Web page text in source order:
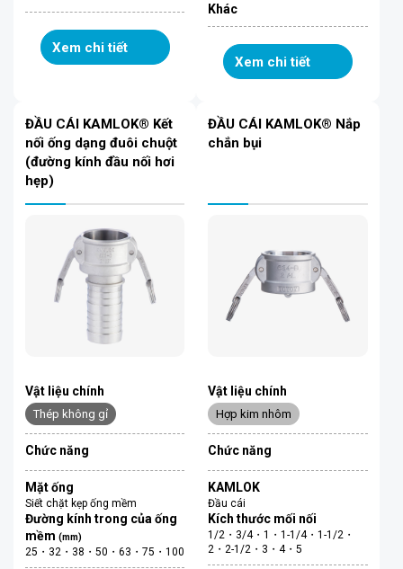
Xem chi tiết
Khác
Xem chi tiết
ĐẦU CÁI KAMLOK® Kết
nối ống dạng đuôi chuột
(đường kính đầu nối hơi
hẹp)
Vật liệu chính
Thép không gỉ
Chức năng
Mặt ống
Siết chặt kẹp ống mềm
Đường kính trong của ống
mềm (mm)
25・32・38・50・63・75・100
ĐẦU CÁI KAMLOK® Nắp
chắn bụi
Vật liệu chính
Hợp kim nhôm
Chức năng
KAMLOK
Đầu cái
Kích thước mối nối
1/2・3/4・1・1-1/4・1-1/2・
2・2-1/2・3・4・5